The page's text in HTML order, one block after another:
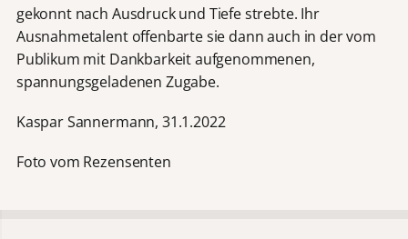
gekonnt nach Ausdruck und Tiefe strebte. Ihr
Ausnahmetalent offenbarte sie dann auch in der vom
Publikum mit Dankbarkeit aufgenommenen,
spannungsgeladenen Zugabe.
Kaspar Sannermann, 31.1.2022
Foto vom Rezensenten